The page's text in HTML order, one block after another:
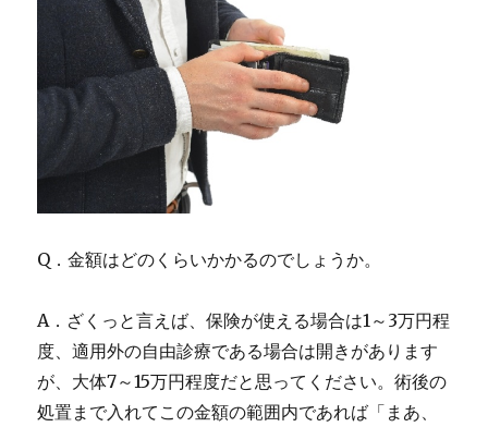
Q．金額はどのくらいかかるのでしょうか。
A．ざくっと言えば、保険が使える場合は1～3万円程
度、適用外の自由診療である場合は開きがあります
が、大体7～15万円程度だと思ってください。術後の
処置まで入れてこの金額の範囲内であれば「まあ、